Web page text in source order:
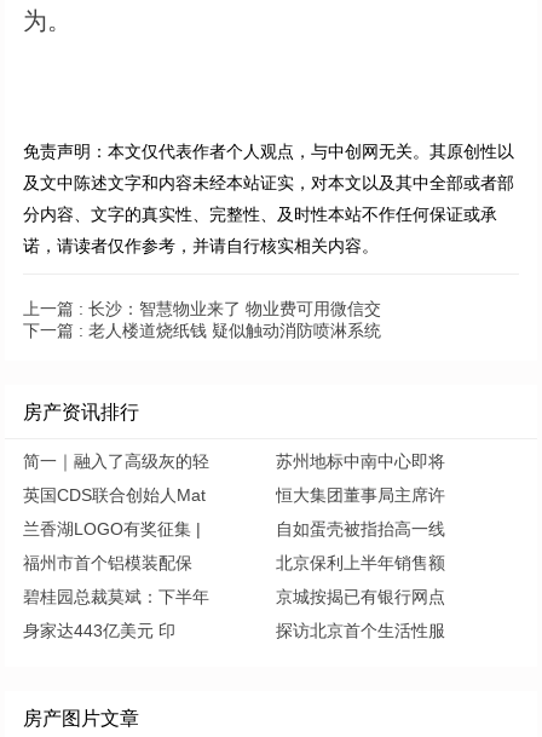
为。
免责声明：本文仅代表作者个人观点，与中创网无关。其原创性以
及文中陈述文字和内容未经本站证实，对本文以及其中全部或者部
分内容、文字的真实性、完整性、及时性本站不作任何保证或承
诺，请读者仅作参考，并请自行核实相关内容。
上一篇 : 长沙：智慧物业来了 物业费可用微信交
下一篇 : 老人楼道烧纸钱 疑似触动消防喷淋系统
房产资讯排行
简一｜融入了高级灰的轻
苏州地标中南中心即将
英国CDS联合创始人Mat
恒大集团董事局主席许
兰香湖LOGO有奖征集 |
自如蛋壳被指抬高一线
福州市首个铝模装配保
北京保利上半年销售额
碧桂园总裁莫斌：下半年
京城按揭已有银行网点
身家达443亿美元 印
探访北京首个生活性服
房产图片文章